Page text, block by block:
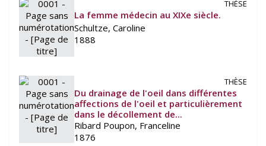
THÈSE
La femme médecin au XIXe siècle.
Schultze, Caroline
1888
THÈSE
Du drainage de l'oeil dans différentes
affections de l'oeil et particulièrement
dans le décollement de...
Ribard Poupon, Franceline
1876